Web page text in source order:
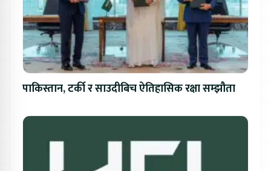
पाकिस्तान, टर्की र साउदीबिच ऐतिहासिक रक्षा सम्झौता